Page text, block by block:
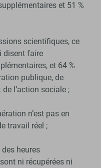
et 51 %
scientifiques, ce
disent faire
et 64 %
publique, de
de l’action sociale ;
n’est pas en
travail réel ;
heures
ni récupérées ni